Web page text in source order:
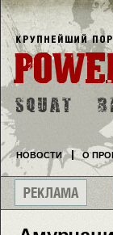
НОВОСТИ О